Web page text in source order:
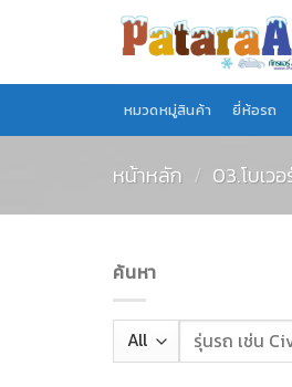
หมวดหมู่สินค้า ยี่ห้อรถ
หน้าหลัก / 03.โบเวอ
ค้นหา